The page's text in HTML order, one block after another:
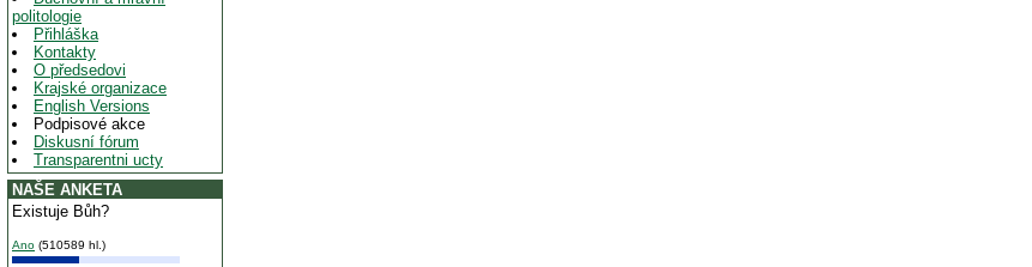
politologie
Přihláška
Kontakty
O předsedovi
Krajské organizace
English Versions
Podpisové akce
Diskusní fórum
Transparentni ucty
NAŠE ANKETA
Existuje Bůh?
Ano (510589 hl.)